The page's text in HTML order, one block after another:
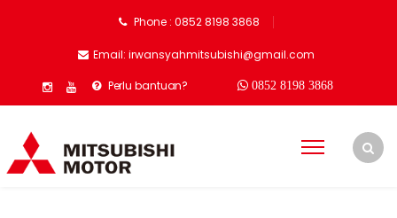
Phone : 0852 8198 3868
Email: irwansyahmitsubishi@gmail.com
Perlu bantuan? 0852 8198 3868